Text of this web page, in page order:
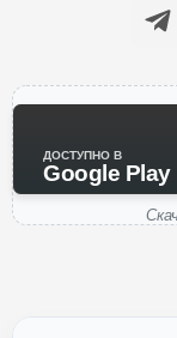
ДОСТУПНО В
Google Play